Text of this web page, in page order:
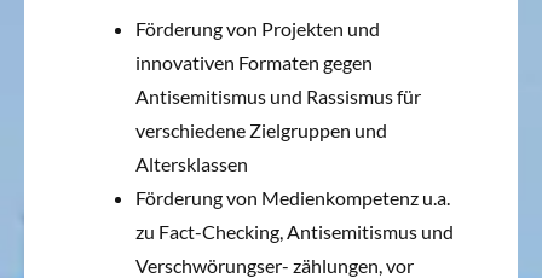
Förderung von Projekten und
innovativen Formaten gegen
Antisemitismus und Rassismus für
verschiedene Zielgruppen und
Altersklassen
Förderung von Medienkompetenz u.a.
zu Fact-Checking, Antisemitismus und
Verschwörungser- zählungen, vor